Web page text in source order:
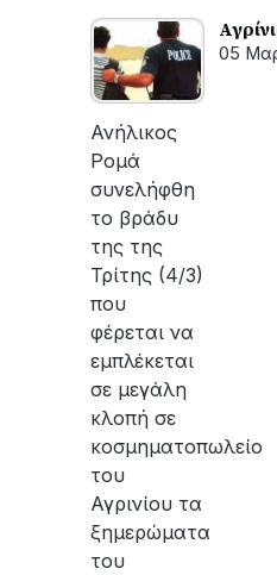
05
Ανήλικος
Ρομά
συνελήφθη
το βράδυ
της της
Τρίτης (4/3)
που
φέρεται να
εμπλέκεται
σε μεγάλη
κλοπή σε
κοσμηματοπωλείο
του
Αγρινίου τα
ξημερώματα
του